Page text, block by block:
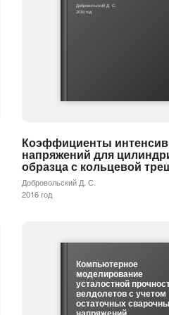
Добровольский Д. С.
2016 год
Коэффициенты
напряжений для
образца с кольцевой
Добровольский Д. С.
2016 год
Компьютерное
моделирование
усталостной
велдолетов с учетом
остаточных